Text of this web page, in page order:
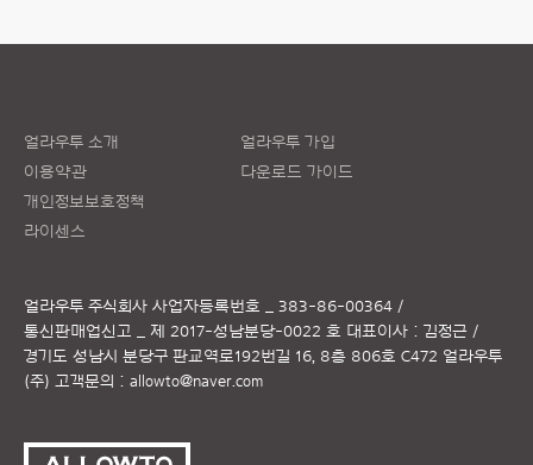
얼라우투 소개
이용약관
개인정보보호정책
라이센스
얼라우투 가입
다운로드 가이드
얼라우투 주식회사 사업자등록번호 _ 383-86-00364 /
통신판매업신고 _ 제 2017-성남분당-0022 호 대표이사 : 김정근 /
경기도 성남시 분당구 판교역로192번길 16, 8층 806호 C472 얼라우투
(주) 고객문의 : allowto@naver.com